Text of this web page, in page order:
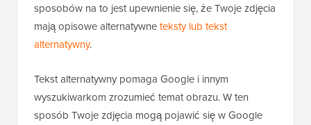
sposobów na to jest upewnienie się, że Twoje zdjęcia
mają opisowe alternatywneteksty lub tekst
alternatywny.
Tekst alternatywny pomaga Google i innym
wyszukiwarkom zrozumieć temat obrazu. W ten
sposób Twoje zdjęcia mogą pojawić się w Google